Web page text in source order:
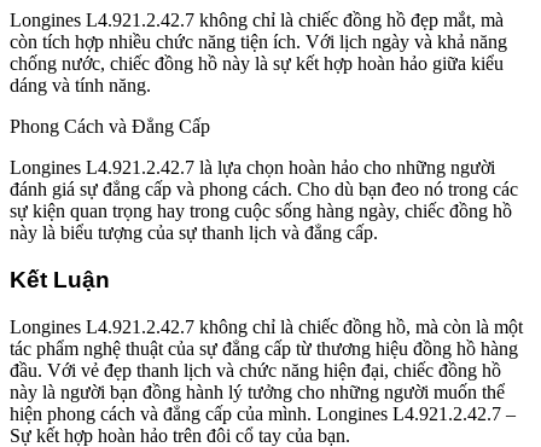
Longines L4.921.2.42.7 không chỉ là chiếc đồng hồ đẹp mắt, mà
còn tích hợp nhiều chức năng tiện ích. Với lịch ngày và khả năng
chống nước, chiếc đồng hồ này là sự kết hợp hoàn hảo giữa kiểu
dáng và tính năng.
Phong Cách và Đẳng Cấp
Longines L4.921.2.42.7 là lựa chọn hoàn hảo cho những người
đánh giá sự đẳng cấp và phong cách. Cho dù bạn đeo nó trong các
sự kiện quan trọng hay trong cuộc sống hàng ngày, chiếc đồng hồ
này là biểu tượng của sự thanh lịch và đẳng cấp.
Kết Luận
Longines L4.921.2.42.7 không chỉ là chiếc đồng hồ, mà còn là một
tác phẩm nghệ thuật của sự đẳng cấp từ thương hiệu đồng hồ hàng
đầu. Với vẻ đẹp thanh lịch và chức năng hiện đại, chiếc đồng hồ
này là người bạn đồng hành lý tưởng cho những người muốn thể
hiện phong cách và đẳng cấp của mình. Longines L4.921.2.42.7 –
Sự kết hợp hoàn hảo trên đôi cổ tay của bạn.